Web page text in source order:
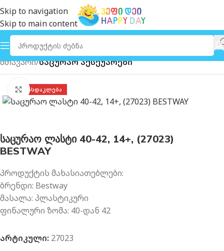
Skip to navigation
Skip to main content
მთავარი საცურაო აქსეუარები
ᲤᲐᲡᲓᲐᲙᲚᲔᲑᲐ
გახსნა
საცურაო ლასტი 40-42, 14+, (27023)
BESTWAY
პროდუქტის მახასიათებლები:
ბრენდი: Bestway
მასალა: პლასტიკური
ფინალური ზომა: 40-დან 42
არტიკული: 27023